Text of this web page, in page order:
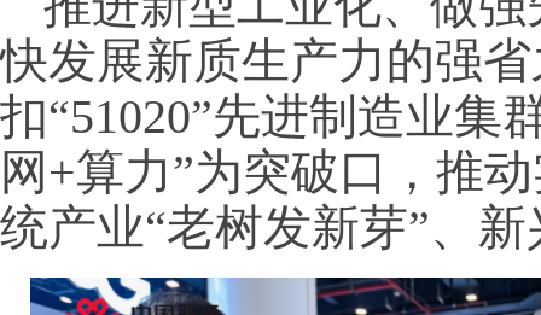
快发展新质生产力的强
扣“51020”先进制造业集
网+算力”为突破口，推
统产业“老树发新芽”、